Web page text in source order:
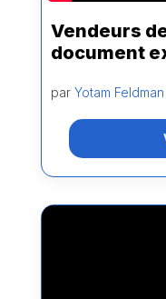
Vendeurs
document
par Yotam Feldman